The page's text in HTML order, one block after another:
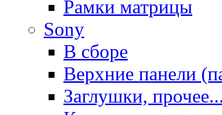
Рамки матрицы
Sony
В сборе
Верхние панели
Заглушки,